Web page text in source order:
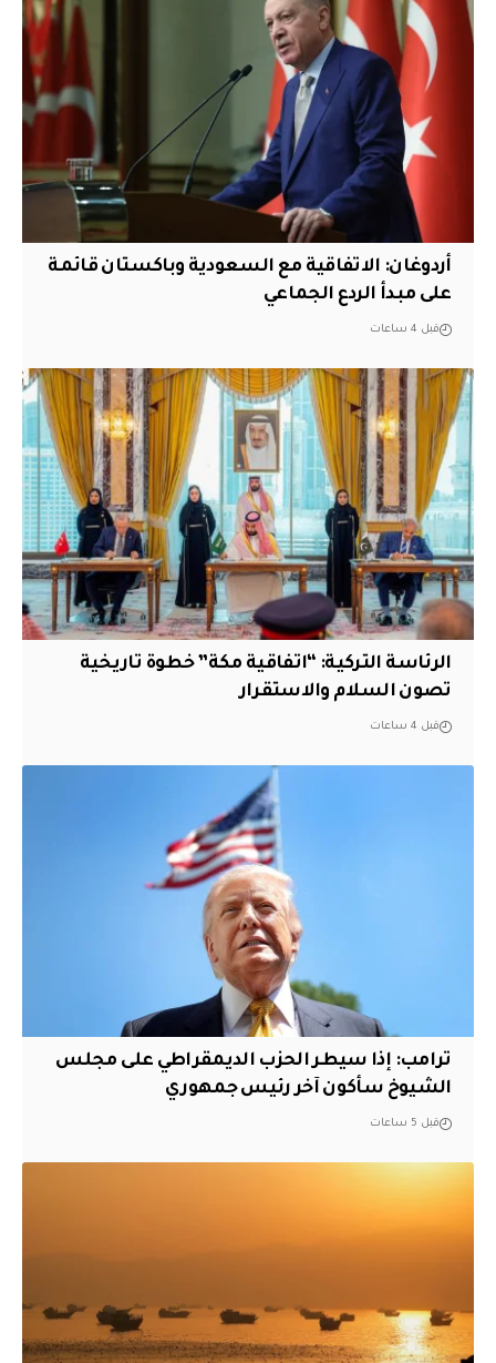
أردوغان: الاتفاقية مع السعودية وباكستان قائمة
على مبدأ الردع الجماعي
قبل 4 ساعات
الرئاسة التركية: “اتفاقية مكة” خطوة تاريخية
تصون السلام والاستقرار
قبل 4 ساعات
ترامب: إذا سيطر الحزب الديمقراطي على مجلس
الشيوخ سأكون آخر رئيس جمهوري
قبل 5 ساعات